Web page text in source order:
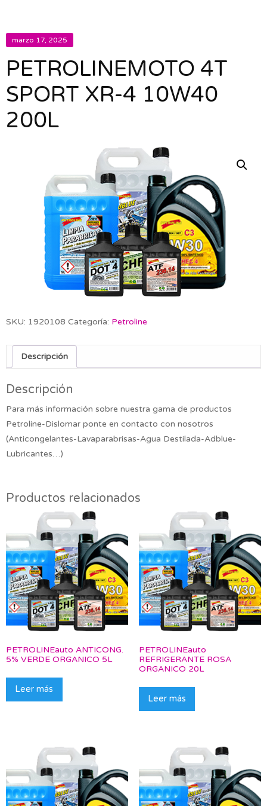
marzo 17, 2025
PETROLINEMOTO 4T
SPORT XR-4 10W40
200L
SKU: 1920108 Categoría: Petroline
Descripción
Descripción
Para más información sobre nuestra gama de productos
Petroline-Dislomar ponte en contacto con nosotros
(Anticongelantes-Lavaparabrisas-Agua Destilada-Adblue-
Lubricantes…)
Productos relacionados
PETROLINEauto ANTICONG.
5% VERDE ORGANICO 5L
Leer más
PETROLINEauto
REFRIGERANTE ROSA
ORGANICO 20L
Leer más